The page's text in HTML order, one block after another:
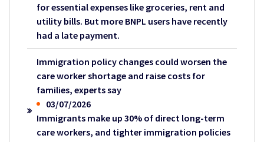
for essential expenses like groceries, rent and
utility bills. But more BNPL users have recently
had a late payment.
Immigration policy changes could worsen the
care worker shortage and raise costs for
families, experts say
03/07/2026
Immigrants make up 30% of direct long-term
care workers, and tighter immigration policies